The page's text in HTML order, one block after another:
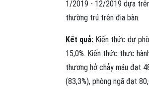
1/2019 - 12/2019 dựa
thường trú trên địa bàn.
Kết quả: Kiến thức dự
15,0%. Kiến thức thực
thương hở chảy máu đạt
(83,3%), phòng ngã đạt